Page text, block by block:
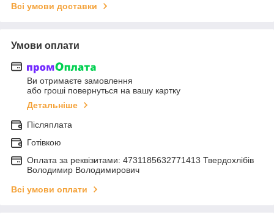
Всі умови доставки
Умови оплати
Ви отримаєте замовлення
або гроші повернуться на вашу картку
Детальніше
Післяплата
Готівкою
Оплата за реквізитами: 4731185632771413 Твердохлібів
Володимир Володимирович
Всі умови оплати